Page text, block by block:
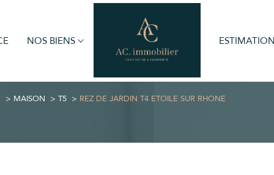
NOS BIENS
professionnel
ESTIMATION
Voir les1annonces
MAISON T5 REZ DE JARDIN T4 ETOILE SUR RHONE
Voir les1annonces